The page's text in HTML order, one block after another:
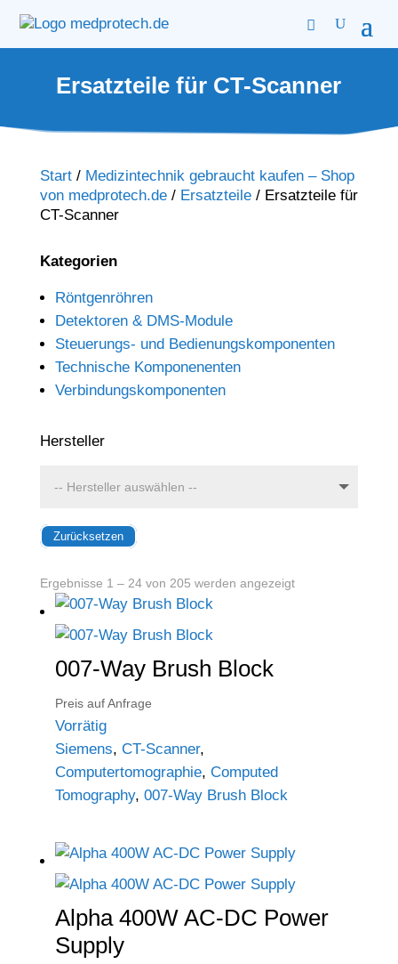
Ersatzteile für CT-Scanner
Start/ Medizintechnik gebraucht kaufen – Shop
von medprotech.de/ Ersatzteile/ Ersatzteile für
CT-Scanner
Kategorien
Röntgenröhren
Detektoren & DMS-Module
Steuerungs- und Bedienungskomponenten
Technische Komponenenten
Verbindungskomponenten
Hersteller
Zurücksetzen
Ergebnisse 1 – 24 von 205 werden angezeigt
007-Way Brush Block
Preis auf Anfrage
Vorrätig
Siemens, CT-Scanner,
Computertomographie, Computed
Tomography, 007-Way Brush Block
Alpha 400W AC-DC Power
Supply